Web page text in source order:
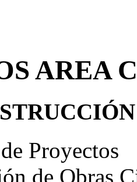
AREA
Proyectos
de Obras